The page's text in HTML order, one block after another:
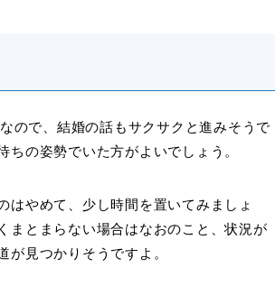
ので、結婚の話もサクサクと進みそうで
の姿勢でいた方がよいでしょう。
やめて、少し時間を置いてみましょ
まとまらない場合はなおのこと、状況が
見つかりそうですよ。